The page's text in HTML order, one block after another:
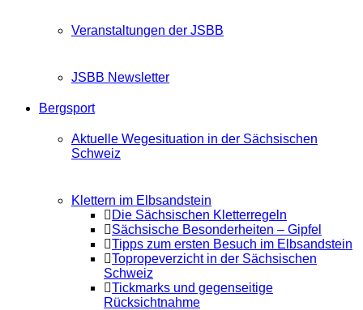
Veranstaltungen der JSBB
JSBB Newsletter
Bergsport
Aktuelle Wegesituation in der Sächsischen
Schweiz
Klettern im Elbsandstein
Die Sächsischen Kletterregeln
Sächsische Besonderheiten – Gipfel
Tipps zum ersten Besuch im Elbsandstein
Topropeverzicht in der Sächsischen
Schweiz
Tickmarks und gegenseitige
Rücksichtnahme